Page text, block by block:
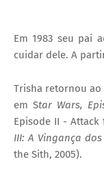
Em 1983 seu pai
cuidar dele. A
Trisha retornou
em Star Wars,
Episode II - Attack
III: A Vingança dos
the Sith, 2005).